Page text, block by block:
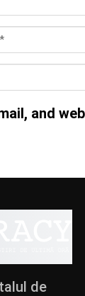
and
de